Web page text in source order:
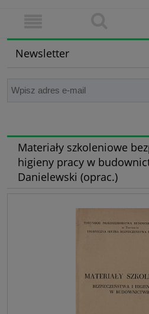
Newsletter
Materiały szkoleniowe
higieny pracy w
Danielewski (oprac.)